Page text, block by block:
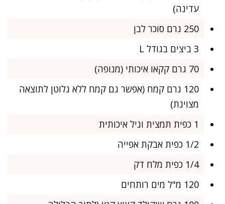
עדינה)
250 גרם סוכר לבן
3 ביצים בגודל L
70 גרם קקאו איכותי (מנופה)
120 גרם קמח (אפשר גם קמח ללא גלוטן לתוצאה
מצוינת)
1 כפית תמצית וניל איכותית
1/2 כפית אבקת אפייה
1/4 כפית מלח דק
120 מ"ל מים רותחים